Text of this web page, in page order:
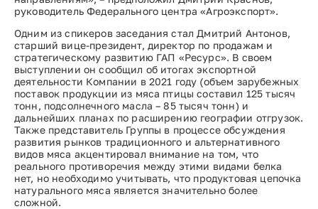
руководитель Федерального центра «Агроэкспорт».
Одним из спикеров заседания стал Дмитрий Антонов,
старший вице-президент, директор по продажам и
стратегическому развитию ГАП «Ресурс». В своем
выступлении он сообщил об итогах экспортной
деятельности Компании в 2021 году (объем зарубежных
поставок продукции из мяса птицы составил 125 тысяч
тонн, подсолнечного масла – 85 тысяч тонн) и
дальнейших планах по расширению географии отгрузок.
Также представитель Группы в процессе обсуждения
развития рынков традиционного и альтернативного
видов мяса акцентировал внимание на том, что
реального противоречия между этими видами белка
нет, но необходимо учитывать, что продуктовая цепочка
натурального мяса является значительно более
сложной.